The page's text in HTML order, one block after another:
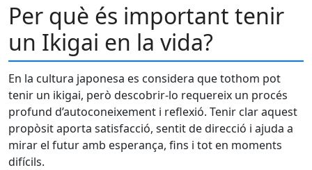
Per què és important tenir
un Ikigai en la vida?
En la cultura japonesa es considera que tothom pot
tenir un ikigai, però descobrir-lo requereix un procés
profund d’autoconeixement i reflexió. Tenir clar aquest
propòsit aporta satisfacció, sentit de direcció i ajuda a
mirar el futur amb esperança, fins i tot en moments
difícils.